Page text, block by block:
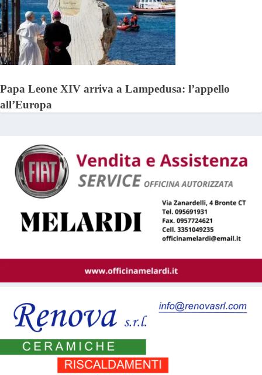
Papa Leone XIV arriva a Lampedusa: l’appello
all’Europa